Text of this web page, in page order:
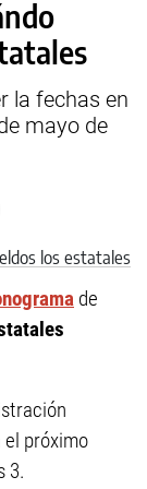
la fechas en
mayo de
de
el próximo
3.